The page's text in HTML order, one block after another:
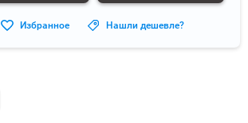
Избранное Нашли дешевле?